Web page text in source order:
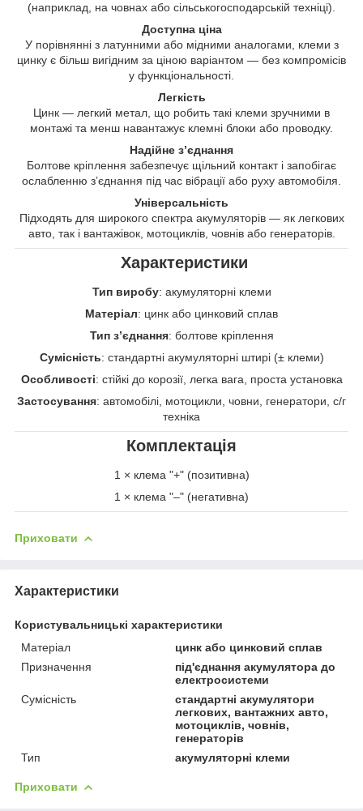
(наприклад, на човнах або сільськогосподарській техніці).
Доступна ціна
У порівнянні з латунними або мідними аналогами, клеми з
цинку є більш вигідним за ціною варіантом — без компромісів
у функціональності.
Легкість
Цинк — легкий метал, що робить такі клеми зручними в
монтажі та менш навантажує клемні блоки або проводку.
Надійне з’єднання
Болтове кріплення забезпечує щільний контакт і запобігає
ослабленню з’єднання під час вібрації або руху автомобіля.
Універсальність
Підходять для широкого спектра акумуляторів — як легкових
авто, так і вантажівок, мотоциклів, човнів або генераторів.
Характеристики
Тип виробу: акумуляторні клеми
Матеріал: цинк або цинковий сплав
Тип з’єднання: болтове кріплення
Сумісність: стандартні акумуляторні штирі (± клеми)
Особливості: стійкі до корозії, легка вага, проста установка
Застосування: автомобілі, мотоцикли, човни, генератори, с/г
техніка
Комплектація
1 × клема "+" (позитивна)
1 × клема "–" (негативна)
Приховати
Характеристики
Користувальницькі характеристики
Матеріал
цинк або цинковий сплав
Призначення
під'єднання акумулятора до
електросистеми
Сумісність
стандартні акумулятори
легкових, вантажних авто,
мотоциклів, човнів,
генераторів
Тип
акумуляторні клеми
Приховати